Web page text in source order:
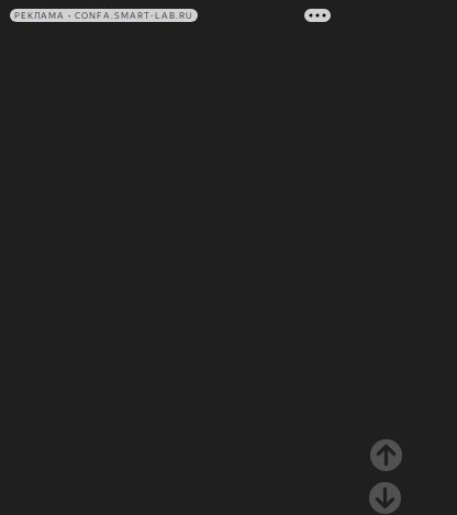
РЕКЛАМА • CONFA.SMART-LAB.RU